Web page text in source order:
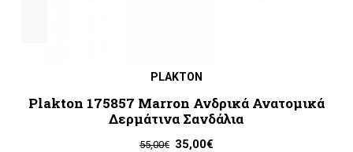
PLAKTON
Plakton 175857 Marron Ανδρικά Ανατομικά
Δερμάτινα Σανδάλια
35,00€
55,00€